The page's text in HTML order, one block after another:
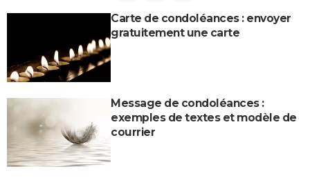
Carte de condoléances : envoyer
gratuitement une carte
Message de condoléances :
exemples de textes et modèle de
courrier